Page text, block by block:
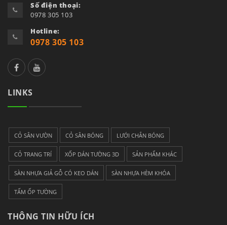
Số điện thoại:
0978 305 103
Hotline:
0978 305 103
LINKS
CỎ SÂN VƯỜN CỎ SÂN BÓNG LƯỚI CHẮN BÓNG
CỎ TRANG TRÍ XỐP DÁN TƯỜNG 3D SẢN PHẨM KHÁC
SÀN NHỰA GIẢ GỖ CÓ KEO DÁN SÀN NHỰA HÈM KHÓA
TẤM ỐP TƯỜNG
THÔNG TIN HỮU ÍCH